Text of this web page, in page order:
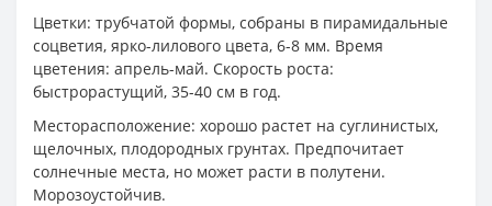
Цветки: трубчатой формы, собраны в пирамидальные
соцветия, ярко-лилового цвета, 6-8 мм. Время
цветения: апрель-май. Скорость роста:
быстрорастущий, 35-40 см в год.
Месторасположение: хорошо растет на суглинистых,
щелочных, плодородных грунтах. Предпочитает
солнечные места, но может расти в полутени.
Морозоустойчив.